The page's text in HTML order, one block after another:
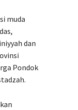
muda
dan
Pondok